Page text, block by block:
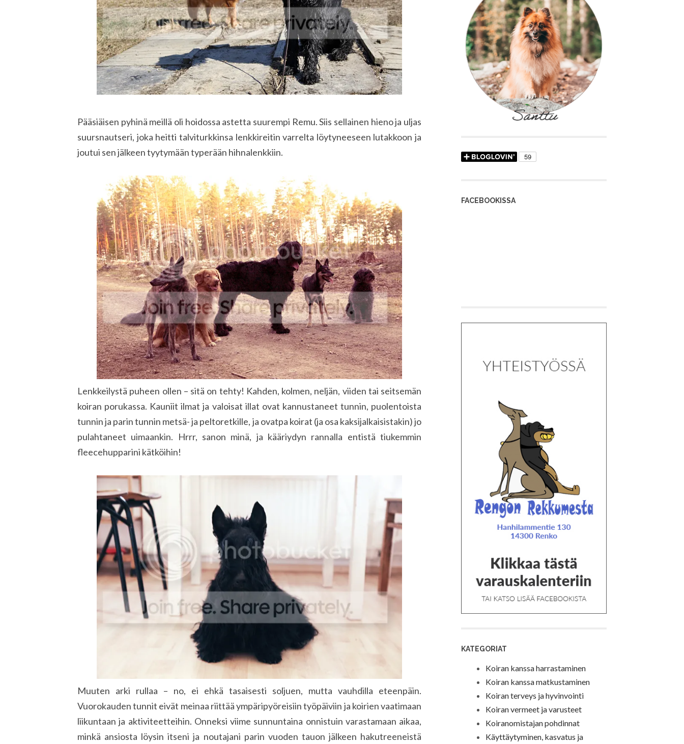
Pääsiäisen pyhinä meillä oli hoidossa astetta suurempi Remu. Siis sellainen hieno ja uljas
suursnautseri, joka heitti talviturkkinsa lenkkireitin varrelta löytyneeseen lutakkoon ja
joutui sen jälkeen tyytymään typerään hihnalenkkiin.
Lenkkeilystä puheen ollen – sitä on tehty! Kahden, kolmen, neljän, viiden tai seitsemän
koiran porukassa. Kauniit ilmat ja valoisat illat ovat kannustaneet tunnin, puolentoista
tunnin ja parin tunnin metsä- ja peltoretkille, ja ovatpa koirat (ja osa kaksijalkaisistakin) jo
pulahtaneet uimaankin. Hrrr, sanon minä, ja kääriydyn rannalla entistä tiukemmin
fleecehupparini kätköihin!
Muuten arki rullaa – no, ei ehkä tasaisesti soljuen, mutta vauhdilla eteenpäin.
Vuorokauden tunnit eivät meinaa riittää ympäripyöreisiin työpäiviin ja koirien vaatimaan
liikuntaan ja aktiviteetteihin. Onneksi viime sunnuntaina onnistuin varastamaan aikaa,
minkä ansiosta löysin itseni ja noutajani parin vuoden tauon jälkeen hakutreeneistä
FACEBOOKISSA
KATEGORIAT
Koiran kanssa harrastaminen
Koiran kanssa matkustaminen
Koiran terveys ja hyvinvointi
Koiran vermeet ja varusteet
Koiranomistajan pohdinnat
Käyttäytyminen, kasvatus ja